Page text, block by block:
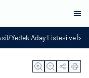
Asil/Yedek Aday Listesi ve